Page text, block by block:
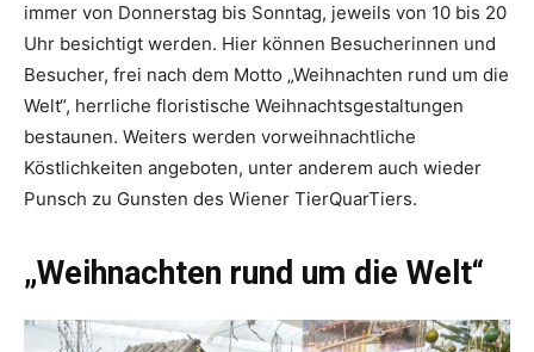
immer von Donnerstag bis Sonntag, jeweils von 10 bis 20
Uhr besichtigt werden. Hier können Besucherinnen und
Besucher, frei nach dem Motto „Weihnachten rund um die
Welt“, herrliche floristische Weihnachtsgestaltungen
bestaunen. Weiters werden vorweihnachtliche
Köstlichkeiten angeboten, unter anderem auch wieder
Punsch zu Gunsten des Wiener TierQuarTiers.
„Weihnachten rund um die Welt“